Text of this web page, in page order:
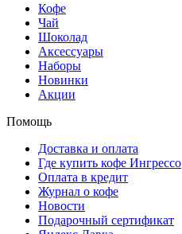
Кофе
Чай
Шоколад
Аксессуары
Наборы
Новинки
Акции
Помощь
Доставка и оплата
Где купить кофе Ингрессо
Оплата в кредит
Журнал о кофе
Новости
Подарочный сертификат